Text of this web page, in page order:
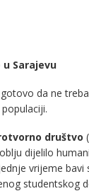
Sarajevu
gotovo da ne
društvo
dijelilo
vrijeme bavi
studentskog